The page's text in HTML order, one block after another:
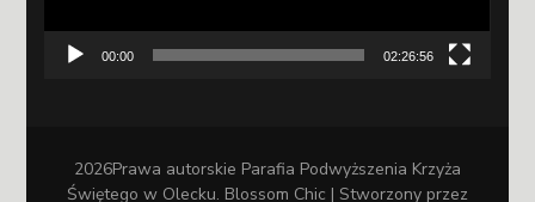
00:00 02:26:56
2026Prawa autorskie Parafia Podwyższenia Krzyża
Świętego w Olecku. Blossom Chic | Stworzony przez